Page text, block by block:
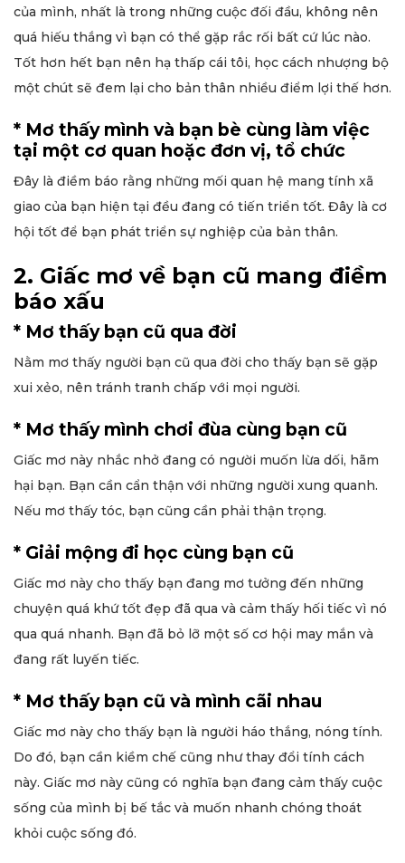
của mình, nhất là trong những cuộc đối đầu, không nên
quá hiếu thắng vì bạn có thể gặp rắc rối bất cứ lúc nào.
Tốt hơn hết bạn nên hạ thấp cái tôi, học cách nhượng bộ
một chút sẽ đem lại cho bản thân nhiều điểm lợi thế hơn.
* Mơ thấy mình và bạn bè cùng làm việc
tại một cơ quan hoặc đơn vị, tổ chức
Đây là điềm báo rằng những mối quan hệ mang tính xã
giao của bạn hiện tại đều đang có tiến triển tốt. Đây là cơ
hội tốt để bạn phát triển sự nghiệp của bản thân.
2. Giấc mơ về bạn cũ mang điềm
báo xấu
* Mơ thấy bạn cũ qua đời
Nằm mơ thấy người bạn cũ qua đời cho thấy bạn sẽ gặp
xui xẻo, nên tránh tranh chấp với mọi người.
* Mơ thấy mình chơi đùa cùng bạn cũ
Giấc mơ này nhắc nhở đang có người muốn lừa dối, hãm
hại bạn. Bạn cần cẩn thận với những người xung quanh.
Nếu mơ thấy tóc, bạn cũng cần phải thận trọng.
* Giải mộng đi học cùng bạn cũ
Giấc mơ này cho thấy bạn đang mơ tưởng đến những
chuyện quá khứ tốt đẹp đã qua và cảm thấy hối tiếc vì nó
qua quá nhanh. Bạn đã bỏ lỡ một số cơ hội may mắn và
đang rất luyến tiếc.
* Mơ thấy bạn cũ và mình cãi nhau
Giấc mơ này cho thấy bạn là người háo thắng, nóng tính.
Do đó, bạn cần kiềm chế cũng như thay đổi tính cách
này. Giấc mơ này cũng có nghĩa bạn đang cảm thấy cuộc
sống của mình bị bế tắc và muốn nhanh chóng thoát
khỏi cuộc sống đó.